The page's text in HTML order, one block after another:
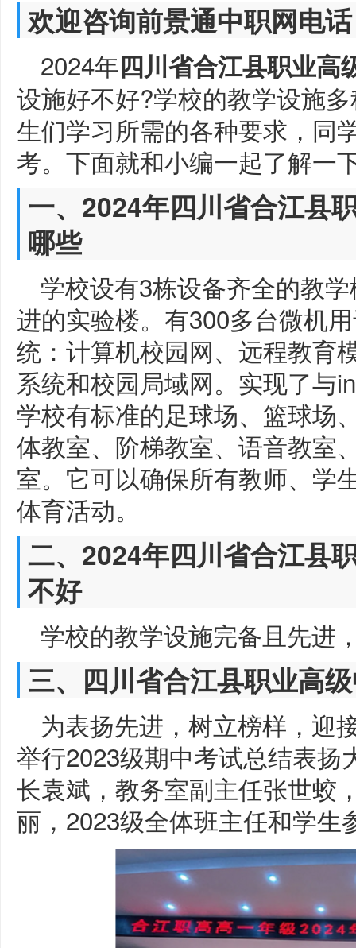
欢迎咨询前景通中职网电
2024年四川省合江县职业高
设施好不好?学校的教学设施
生们学习所需的各种要求，同
考。下面就和小编一起了解一
一、2024年四川省合江县
哪些
学校设有3栋设备齐全的教
进的实验楼。有300多台微机
统：计算机校园网、远程教育
系统和校园局域网。实现了与
学校有标准的足球场、篮球场
体教室、阶梯教室、语音教室
室。它可以确保所有教师、学
体育活动。
二、2024年四川省合江县
不好
学校的教学设施完备且先进
三、四川省合江县职业高
为表扬先进，树立榜样，迎
举行2023级期中考试总结表
长袁斌，教务室副主任张世蛟
丽，2023级全体班主任和学生